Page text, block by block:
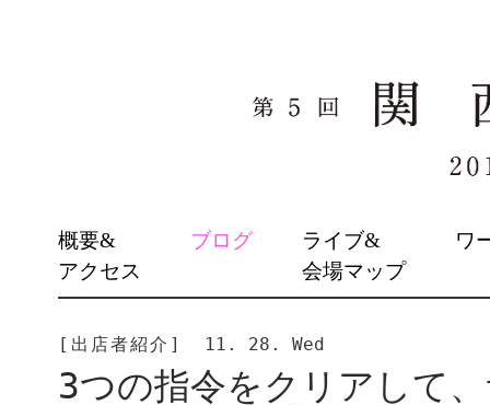
TO
CONTENT
概要&
アクセス
ブログ
ライブ&
会場マップ
ワ
[出店者紹介] 11. 28. Wed
3つの指令をクリアして